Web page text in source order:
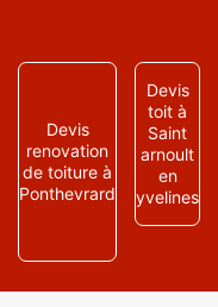
Devis
renovation
de toiture à
Ponthevrard
Devis
toit à
Saint
arnoult
en
yvelines